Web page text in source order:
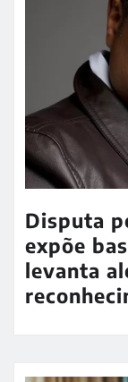
Disputa
expõe
levanta